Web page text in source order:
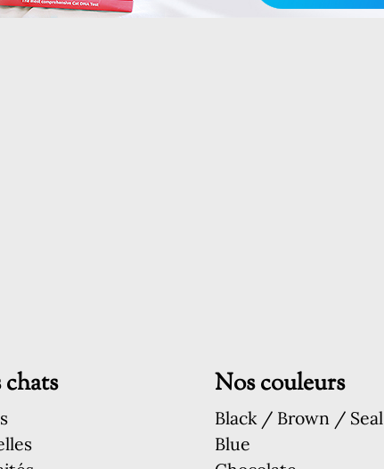
Nos couleurs
Black / Brown / Seal
Blue